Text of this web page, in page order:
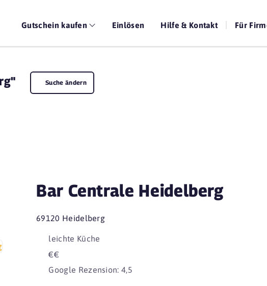
Gutschein kaufen Einlösen Hilfe & Kontakt Für
Suche ändern
Bar Centrale Heidelberg
69120 Heidelberg
leichte Küche
€€
Google Rezension: 4,5